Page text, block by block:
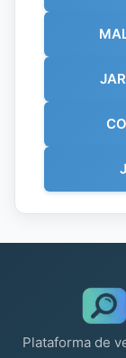
Plataforma de